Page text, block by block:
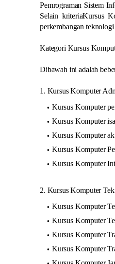
Pemrograman Sistem
Selain kriteriaKursus
perkembangan
Kategori Kursus
Dibawah ini adalah
1. Kursus Komputer
Kursus Komputer
Kursus Komputer
Kursus Komputer
Kursus Komputer
Kursus Komputer
2. Kursus Komputer
Kursus Komputer
Kursus Komputer
Kursus Komputer
Kursus Komputer